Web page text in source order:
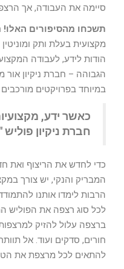
סיימה את העבודה, אך
תשכחו מהסיפורים האלו!
מקצועית בעלת ותק
הודות לידע, לעבודה
הגבוהה – חברת ניקיון אור
במיוחד בפרויקטים
כאשר ידע,
חברת ניקיון פוליש
כדי לחדש את הריצוף ואת
המבריק והנקי, יש צורך
הרבות לימדו אותנו
לכל סוג רצפה את הפוליש
ברצפה עלול להזיק
חורים, סדקים ועוד. אל
להתאים לכל מרצפת את